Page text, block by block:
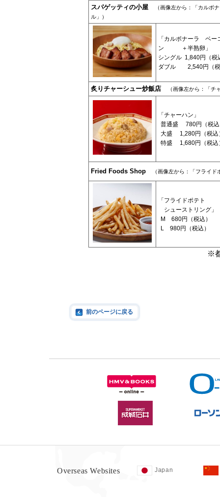
スパゲッティの小屋
（画像左から：「カル
ル」）
「カルボナーラ ベー
ン ＋半熟卵」
シングル 1,840円（税
ダブル 2,540円（税
炙りチャーシュー炒飯店 （画像左から：「
「チャーハン」
普通盛 780円（税込
大盛 1,280円（税込
特盛 1,680円（税込
Fried Foods Shop （画像左から：「フライ
「フライドポテト
シューストリング」
M 680円（税込）
L 980円（税込）
※
前のページに戻る
Overseas Websites Japan